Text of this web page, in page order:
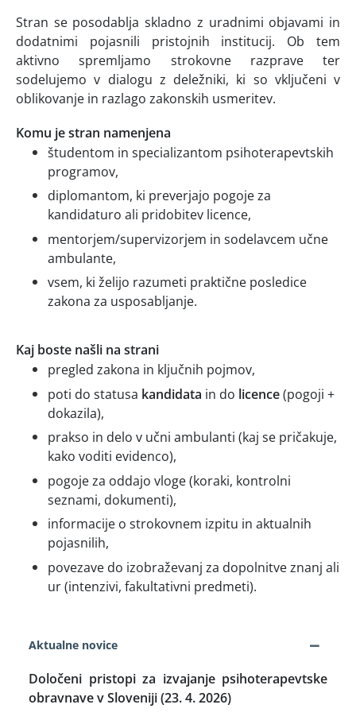
Stran se posodablja skladno z uradnimi objavami in
dodatnimi pojasnili pristojnih institucij. Ob tem
aktivno spremljamo strokovne razprave ter
sodelujemo v dialogu z deležniki, ki so vključeni v
oblikovanje in razlago zakonskih usmeritev.
Komu je stran namenjena
študentom in specializantom psihoterapevtskih
programov,
diplomantom, ki preverjajo pogoje za
kandidaturo ali pridobitev licence,
mentorjem/supervizorjem in sodelavcem učne
ambulante,
vsem, ki želijo razumeti praktične posledice
zakona za usposabljanje.
Kaj boste našli na strani
pregled zakona in ključnih pojmov,
poti do statusa kandidata in do licence(pogoji +
dokazila),
prakso in delo v učni ambulanti (kaj se pričakuje,
kako voditi evidenco),
pogoje za oddajo vloge (koraki, kontrolni
seznami, dokumenti),
informacije o strokovnem izpitu in aktualnih
pojasnilih,
povezave do izobraževanj za dopolnitve znanj ali
ur (intenzivi, fakultativni predmeti).
Aktualne novice −
Določeni pristopi za izvajanje psihoterapevtske
obravnave v Sloveniji (23. 4. 2026)